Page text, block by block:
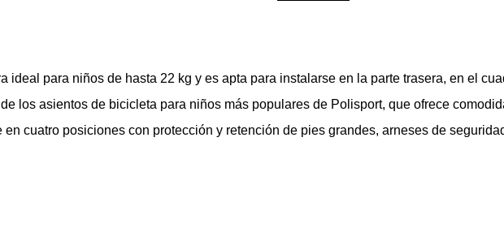
ideal para niños de hasta 22 kg y es apta para instalarse en la parte trasera, en el
los asientos de bicicleta para niños más populares de Polisport, que ofrece
cuatro posiciones con protección y retención de pies grandes, arneses de